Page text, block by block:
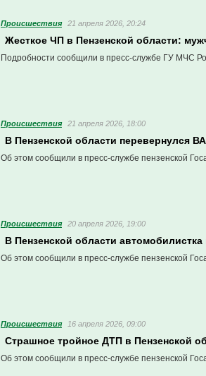
Проиcшествия 21 апреля 2026, 20:24
Жесткое ЧП в Пензенской области:
Подробности сообщили в пресс-службе ГУ МЧС
Проиcшествия 21 апреля 2026, 18:00
В Пензенской области перевернулся
Об этом сообщили в пресс-службе пензенской
Проиcшествия 20 апреля 2026, 19:00
В Пензенской области
Об этом сообщили в пресс-службе пензенской
Проиcшествия 16 апреля 2026, 09:00
Страшное тройное ДТП в Пензенской
Об этом сообщили в пресс-службе пензенской